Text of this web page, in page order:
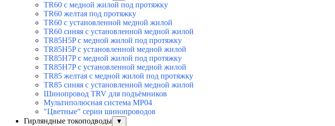
TR60 с медной жилой под протяжку
TR60 желтая под протяжку
TR60 с установленной медной жилой
TR60 синяя с установленной медной жилой
TR85H5P с медной жилой под протяжку
TR85H5P с установленной медной жилой
TR85H7P с медной жилой под протяжку
TR85H7P с установленной медной жилой
TR85 желтая с медной жилой под протяжку
TR85 синяя с установленной медной жилой
Шинопровод TRV для подъёмников
Мультиполюсная система MP04
"Цветные" серии шинопроводов
Гирляндные токоподводы
▼